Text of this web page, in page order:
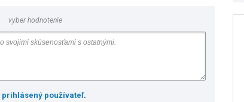
vyber hodnotenie
prihlásený používateľ.